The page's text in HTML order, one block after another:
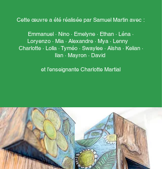
Cette œuvre a été réalisée par Samuel Martin avec :
Emmanuel · Nino · Emelyne · Ethan · Léna ·
Loryenzo · Mia · Alexandre · Mya · Lenny
Charlotte · Lolla · Tyméo · Swaylee · Aïsha · Kelian ·
Ilan · Mayron · David
et l’enseignante Charlotte Martial